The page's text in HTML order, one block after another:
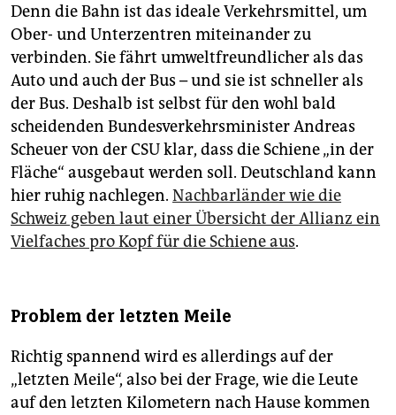
Denn die Bahn ist das ideale Verkehrsmittel, um
Ober- und Unterzentren miteinander zu
verbinden. Sie fährt umweltfreundlicher als das
Auto und auch der Bus – und sie ist schneller als
der Bus. Deshalb ist selbst für den wohl bald
scheidenden Bundesverkehrsminister Andreas
Scheuer von der CSU klar, dass die Schiene „in der
Fläche“ ausgebaut werden soll. Deutschland kann
hier ruhig nachlegen. Nachbarländer wie die
Schweiz geben laut einer Übersicht der Allianz ein
Vielfaches pro Kopf für die Schiene aus.
Problem der letzten Meile
Richtig spannend wird es allerdings auf der
„letzten Meile“, also bei der Frage, wie die Leute
auf den letzten Kilometern nach Hause kommen